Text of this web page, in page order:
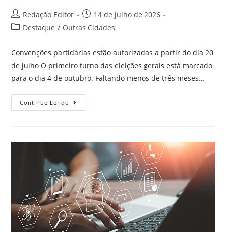
Redação Editor
14 de julho de 2026
Destaque / Outras Cidades
Convenções partidárias estão autorizadas a partir do dia 20
de julho O primeiro turno das eleições gerais está marcado
para o dia 4 de outubro. Faltando menos de três meses…
Continue Lendo